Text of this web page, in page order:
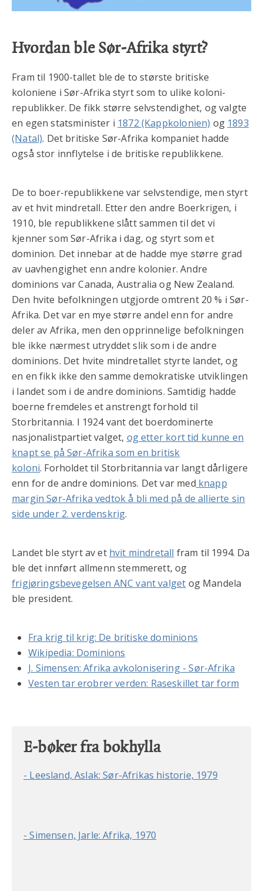
Hvordan ble Sør-Afrika styrt?
Fram til 1900-tallet ble de to største britiske
koloniene i Sør-Afrika styrt som to ulike koloni-
republikker. De fikk større selvstendighet, og valgte
en egen statsminister i 1872 (Kappkolonien) og 1893
(Natal). Det britiske Sør-Afrika kompaniet hadde
også stor innflytelse i de britiske republikkene.
De to boer-republikkene var selvstendige, men styrt
av et hvit mindretall. Etter den andre Boerkrigen, i
1910, ble republikkene slått sammen til det vi
kjenner som Sør-Afrika i dag, og styrt som et
dominion. Det innebar at de hadde mye større grad
av uavhengighet enn andre kolonier. Andre
dominions var Canada, Australia og New Zealand.
Den hvite befolkningen utgjorde omtrent 20 % i Sør-
Afrika. Det var en mye større andel enn for andre
deler av Afrika, men den opprinnelige befolkningen
ble ikke nærmest utryddet slik som i de andre
dominions. Det hvite mindretallet styrte landet, og
en en fikk ikke den samme demokratiske utviklingen
i landet som i de andre dominions. Samtidig hadde
boerne fremdeles et anstrengt forhold til
Storbritannia. I 1924 vant det boerdominerte
nasjonalistpartiet valget, og etter kort tid kunne en
knapt se på Sør-Afrika som en britisk
koloni. Forholdet til Storbritannia var langt dårligere
enn for de andre dominions. Det var med knapp
margin Sør-Afrika vedtok å bli med på de allierte sin
side under 2. verdenskrig.
Landet ble styrt av et hvit mindretall fram til 1994. Da
ble det innført allmenn stemmerett, og
frigjøringsbevegelsen ANC vant valget og Mandela
ble president.
Fra krig til krig: De britiske dominions
Wikipedia: Dominions
J. Simensen: Afrika avkolonisering - Sør-Afrika
Vesten tar erobrer verden: Raseskillet tar form
E-bøker fra bokhylla
- Leesland, Aslak: Sør-Afrikas historie, 1979
- Simensen, Jarle: Afrika, 1970